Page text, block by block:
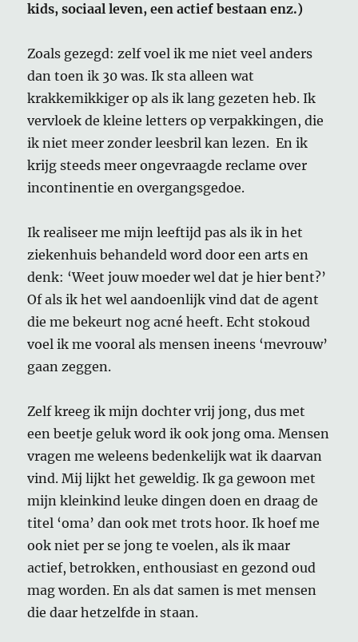
kids, sociaal leven, een actief bestaan enz.)
Zoals gezegd: zelf voel ik me niet veel anders
dan toen ik 30 was. Ik sta alleen wat
krakkemikkiger op als ik lang gezeten heb. Ik
vervloek de kleine letters op verpakkingen, die
ik niet meer zonder leesbril kan lezen. En ik
krijg steeds meer ongevraagde reclame over
incontinentie en overgangsgedoe.
Ik realiseer me mijn leeftijd pas als ik in het
ziekenhuis behandeld word door een arts en
denk: ‘Weet jouw moeder wel dat je hier bent?’
Of als ik het wel aandoenlijk vind dat de agent
die me bekeurt nog acné heeft. Echt stokoud
voel ik me vooral als mensen ineens ‘mevrouw’
gaan zeggen.
Zelf kreeg ik mijn dochter vrij jong, dus met
een beetje geluk word ik ook jong oma. Mensen
vragen me weleens bedenkelijk wat ik daarvan
vind. Mij lijkt het geweldig. Ik ga gewoon met
mijn kleinkind leuke dingen doen en draag de
titel ‘oma’ dan ook met trots hoor. Ik hoef me
ook niet per se jong te voelen, als ik maar
actief, betrokken, enthousiast en gezond oud
mag worden. En als dat samen is met mensen
die daar hetzelfde in staan.